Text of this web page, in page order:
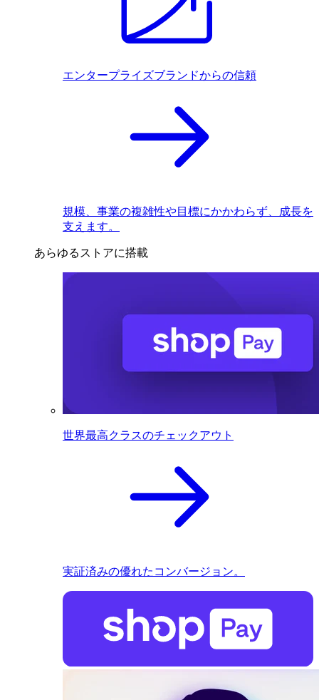
エンタープライズブランドからの信頼
規模、事業の複雑性や目標にかかわらず、成長を
支えます。
あらゆるストアに搭載
世界最高クラスのチェックアウト
実証済みの優れたコンバージョン。